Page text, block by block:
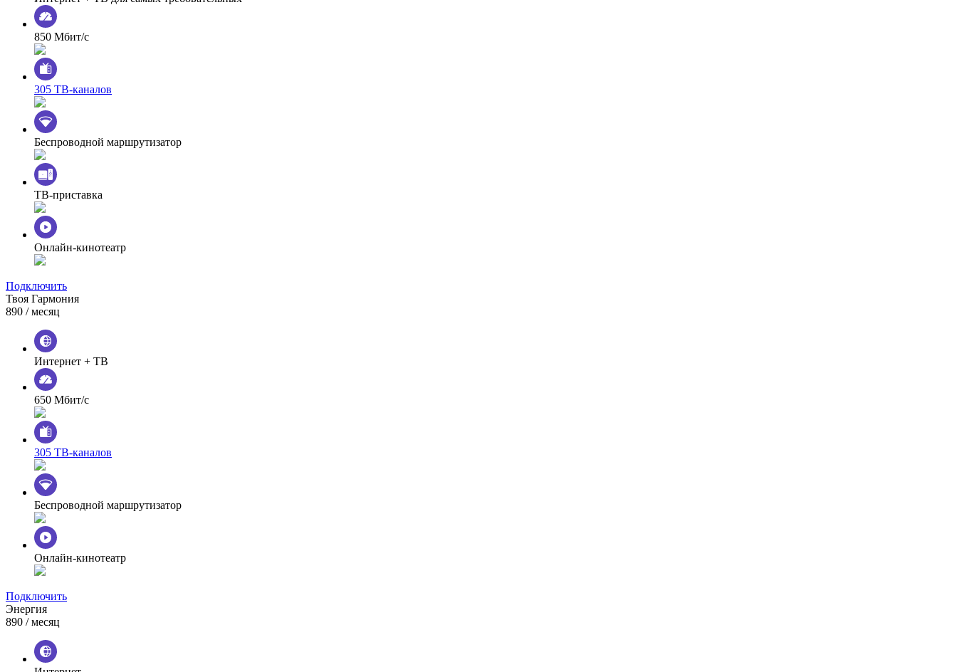
850 Мбит/с
305 ТВ-каналов
Беспроводной маршрутизатор
ТВ-приставка
Онлайн-кинотеатр
Подключить
Твоя Гармония
890 / месяц
Интернет + ТВ
650 Мбит/с
305 ТВ-каналов
Беспроводной маршрутизатор
Онлайн-кинотеатр
Подключить
Энергия
890 / месяц